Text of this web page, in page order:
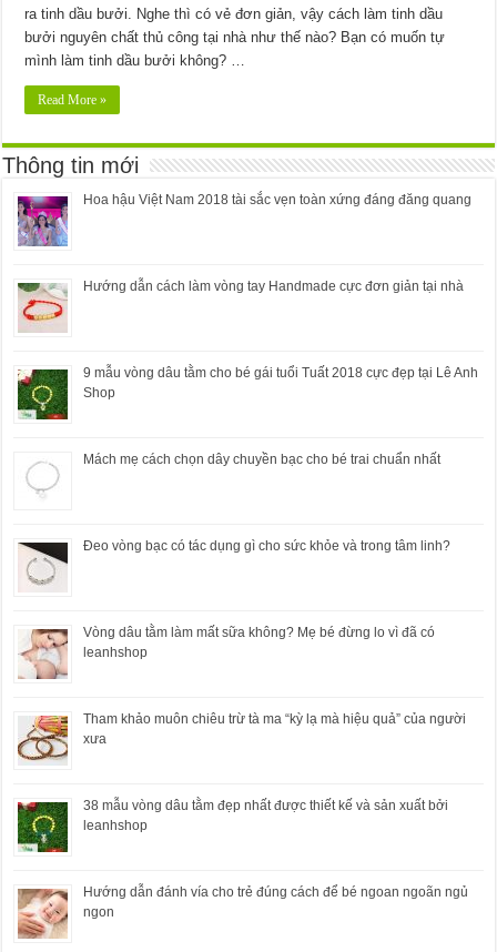
ra tinh dầu bưởi. Nghe thì có vẻ đơn giản, vậy cách làm tinh dầu
bưởi nguyên chất thủ công tại nhà như thế nào? Bạn có muốn tự
mình làm tinh dầu bưởi không? …
Read More »
Thông tin mới
Hoa hậu Việt Nam 2018 tài sắc vẹn toàn xứng đáng đăng quang
Hướng dẫn cách làm vòng tay Handmade cực đơn giản tại nhà
9 mẫu vòng dâu tằm cho bé gái tuổi Tuất 2018 cực đẹp tại Lê Anh
Shop
Mách mẹ cách chọn dây chuyền bạc cho bé trai chuẩn nhất
Đeo vòng bạc có tác dụng gì cho sức khỏe và trong tâm linh?
Vòng dâu tằm làm mất sữa không? Mẹ bé đừng lo vì đã có
leanhshop
Tham khảo muôn chiêu trừ tà ma “kỳ lạ mà hiệu quả” của người
xưa
38 mẫu vòng dâu tằm đẹp nhất được thiết kế và sản xuất bởi
leanhshop
Hướng dẫn đánh vía cho trẻ đúng cách để bé ngoan ngoãn ngủ
ngon